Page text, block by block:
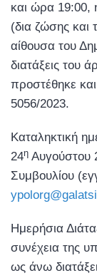
και ώρα 19:00,
(δια ζώσης και
αίθουσα του
διατάξεις του
προστέθηκε
5056/2023.
Καταληκτική
24η Αυγούστου
Συμβουλίου
Ημερήσια
συνέχεια της
ως άνω